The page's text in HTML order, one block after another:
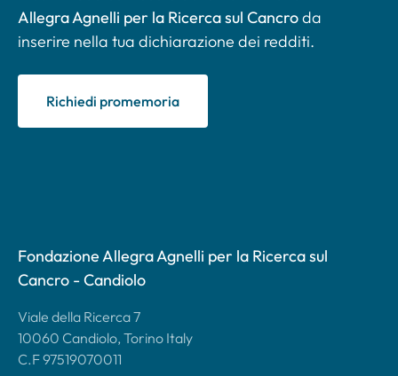
Allegra Agnelli per la Ricerca sul Cancroda
inserire nella tua dichiarazione dei redditi.
Richiedi promemoria
Fondazione Allegra Agnelli per la Ricerca sul
Cancro - Candiolo
Viale della Ricerca 7
10060 Candiolo, Torino Italy
C.F 97519070011